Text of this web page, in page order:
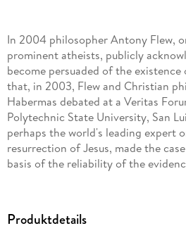
In 2004 philosopher Antony Flew,
prominent atheists, publicly
become persuaded of the
that, in 2003, Flew and Christian
Habermas debated at a Veritas
Polytechnic State University, San
perhaps the world's leading expert
resurrection of Jesus, made the
basis of the reliability of the
Produktdetails